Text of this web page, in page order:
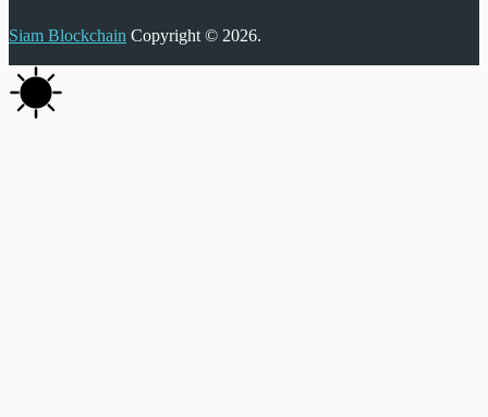
Siam Blockchain Copyright © 2026.